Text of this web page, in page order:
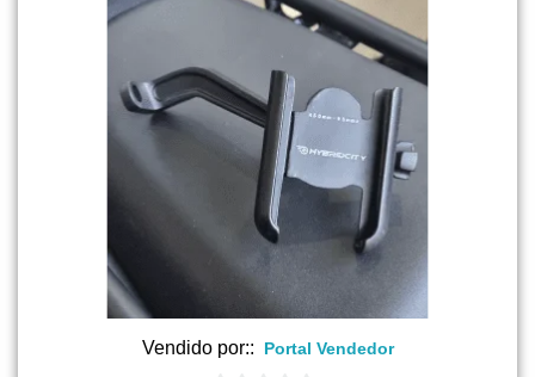
Vendido por:: Portal Vendedor